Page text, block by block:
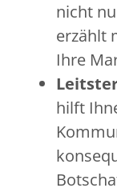
nicht
erzählt
Ihre
hilft